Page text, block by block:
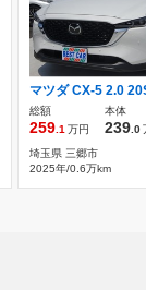
総額
259.1万円
本体
239.0
埼玉県 三郷市
2025年/0.6万km